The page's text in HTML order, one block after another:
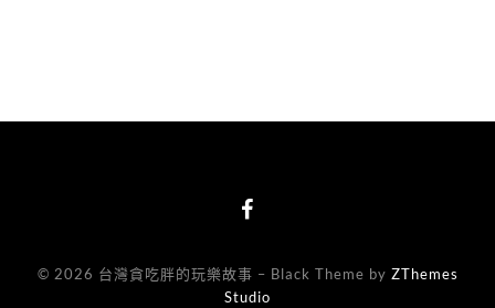
© 2026 台灣貪吃胖的玩樂故事 – Black Theme by ZThemes
Studio